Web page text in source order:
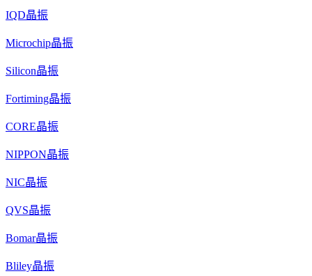
IQD晶振
Microchip晶振
Silicon晶振
Fortiming晶振
CORE晶振
NIPPON晶振
NIC晶振
QVS晶振
Bomar晶振
Bliley晶振